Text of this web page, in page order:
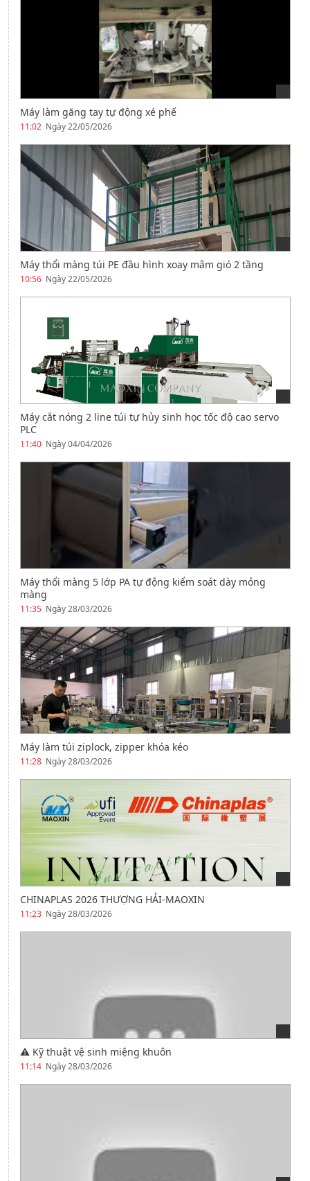
Máy làm găng tay tự động xé phế
11:02 Ngày 22/05/2026
Máy thổi màng túi PE đầu hình xoay mâm gió 2 tầng
10:56 Ngày 22/05/2026
Máy cắt nóng 2 line túi tự hủy sinh học tốc độ cao servo
PLC
11:40 Ngày 04/04/2026
Máy thổi màng 5 lớp PA tự động kiểm soát dày mỏng
màng
11:35 Ngày 28/03/2026
Máy làm túi ziplock, zipper khóa kéo
11:28 Ngày 28/03/2026
CHINAPLAS 2026 THƯỢNG HẢI-MAOXIN
11:23 Ngày 28/03/2026
⚠️ Kỹ thuật vệ sinh miệng khuôn
11:14 Ngày 28/03/2026